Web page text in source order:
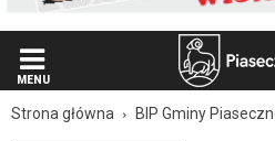
inwestycyjnego
„Szkoła
Julianowie
wraz
MENU
Strona główna BIP Gminy